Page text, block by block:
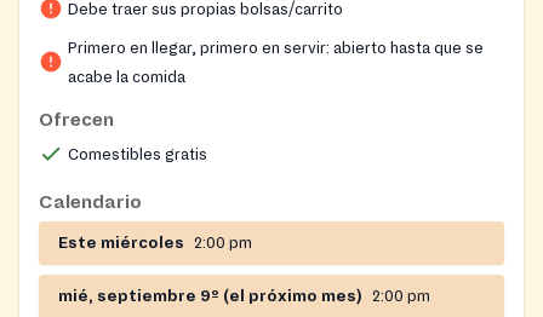
Debe traer sus propias bolsas/carrito
Primero en llegar, primero en servir: abierto hasta que se
acabe la comida
Ofrecen
Comestibles gratis
Calendario
Este miércoles 2:00 pm
mié, septiembre 9º (el próximo mes) 2:00 pm